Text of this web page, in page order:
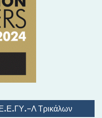
Λ Τρικάλων